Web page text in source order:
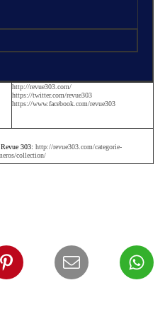
http://revue303.com/
https://twitter.com/revue303
https://www.facebook.com/revue303
303: http://revue303.com/categorie-
collection/